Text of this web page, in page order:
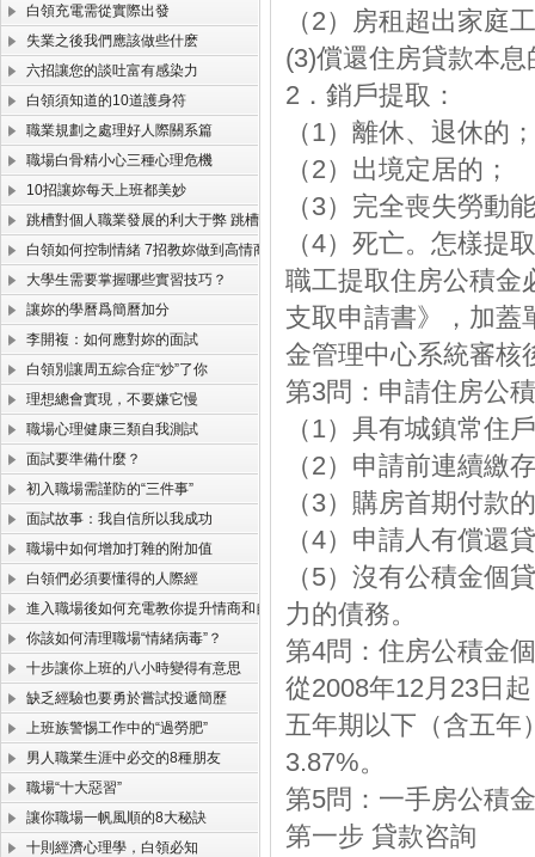
白領充電需從實際出發
失業之後我們應該做些什麽
六招讓您的談吐富有感染力
白領須知道的10道護身符
職業規劃之處理好人際關系篇
職場白骨精小心三種心理危機
10招讓妳每天上班都美妙
跳槽對個人職業發展的利大于弊 跳槽找高薪工作注意事項
白領如何控制情緒 7招教妳做到高情商
大學生需要掌握哪些實習技巧？
讓妳的學曆爲簡曆加分
李開複：如何應對妳的面試
白領別讓周五綜合症“炒”了你
理想總會實現，不要嫌它慢
職場心理健康三類自我測試
面試要準備什麼？
初入職場需謹防的“三件事”
面試故事：我自信所以我成功
職場中如何增加打雜的附加值
白領們必須要懂得的人際經
進入職場後如何充電教你提升情商和自我價值
你該如何清理職場“情緒病毒”？
十步讓你上班的八小時變得有意思
缺乏經驗也要勇於嘗試投遞簡歷
上班族警惕工作中的“過勞肥”
男人職業生涯中必交的8種朋友
職場“十大惡習”
讓你職場一帆風順的8大秘訣
十則經濟心理學，白領必知
（2）房租超出家庭
(3)償還住房貸款本息
2．銷戶提取：
（1）離休、退休的；
（2）出境定居的；
（3）完全喪失勞動
（4）死亡。怎樣提
職工提取住房公積金
支取申請書》，加蓋
金管理中心系統審核
第3問：申請住房公
（1）具有城鎮常住
（2）申請前連續繳
（3）購房首期付款
（4）申請人有償還
（5）沒有公積金個
力的債務。
第4問：住房公積金
從2008年12月23日
五年期以下（含五年
3.87%。
第5問：一手房公積
第一步 貸款咨詢